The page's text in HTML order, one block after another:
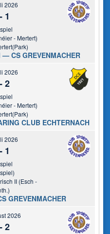
2026
- 1
- Mertert)
— CS GREVENMACHER
2026
-2
- Mertert)
CLUB ECHTERNACH
2026
- 1
II (Esch -
GREVENMACHER
2026
-2